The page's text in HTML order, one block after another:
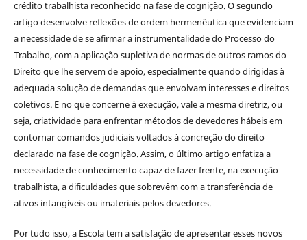
crédito trabalhista reconhecido na fase de cognição. O segundo
artigo desenvolve reflexões de ordem hermenêutica que evidenciam
a necessidade de se afirmar a instrumentalidade do Processo do
Trabalho, com a aplicação supletiva de normas de outros ramos do
Direito que lhe servem de apoio, especialmente quando dirigidas à
adequada solução de demandas que envolvam interesses e direitos
coletivos. E no que concerne à execução, vale a mesma diretriz, ou
seja, criatividade para enfrentar métodos de devedores hábeis em
contornar comandos judiciais voltados à concreção do direito
declarado na fase de cognição. Assim, o último artigo enfatiza a
necessidade de conhecimento capaz de fazer frente, na execução
trabalhista, a dificuldades que sobrevêm com a transferência de
ativos intangíveis ou imateriais pelos devedores.
Por tudo isso, a Escola tem a satisfação de apresentar esses novos